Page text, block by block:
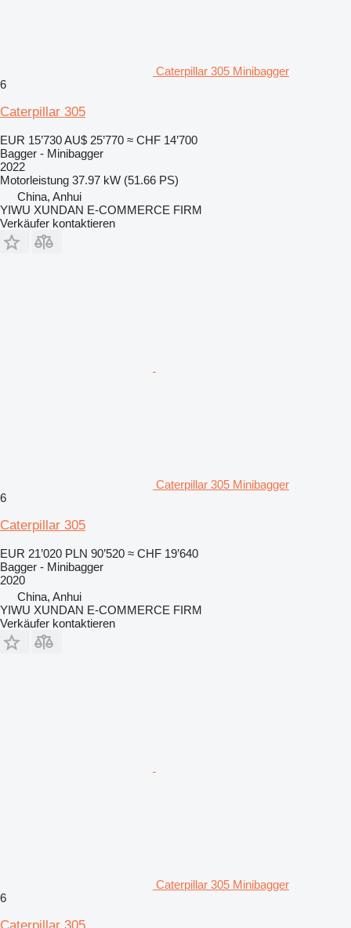
Caterpillar 305 Minibagger
6
Caterpillar 305
EUR 15’730AU$ 25’770 ≈ CHF 14’700
Bagger - Minibagger
2022
Motorleistung 37.97 kW (51.66 PS)
China, Anhui
YIWU XUNDAN E-COMMERCE FIRM
Verkäufer kontaktieren
Caterpillar 305 Minibagger
6
Caterpillar 305
EUR 21’020 PLN 90’520 ≈ CHF 19’640
Bagger - Minibagger
2020
China, Anhui
YIWU XUNDAN E-COMMERCE FIRM
Verkäufer kontaktieren
Caterpillar 305 Minibagger
6
Caterpillar 305